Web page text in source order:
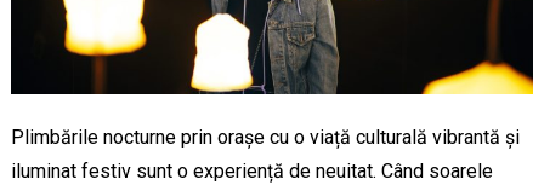
Plimbările nocturne prin orașe cu o viață culturală vibrantă și
iluminat festiv sunt o experiență de neuitat. Când soarele